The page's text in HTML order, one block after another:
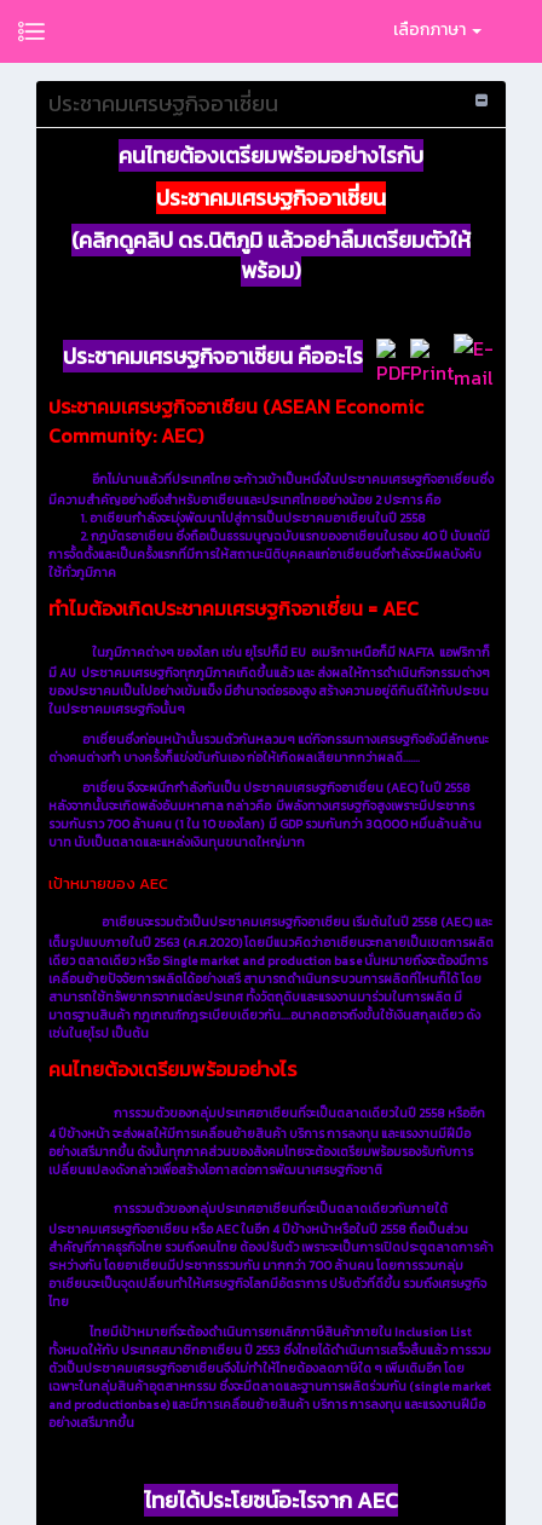
เลือกภาษา
ประชาคมเศรษฐกิจอาเซี่ยน
คนไทยต้องเตรียมพร้อมอย่างไรกับ
ประชาคมเศรษฐกิจอาเซี่ยน
(คลิกดูคลิป ดร.นิติภูมิ แล้วอย่าลืมเตรียมตัวให้
พร้อม)
ประชาคมเศรษฐกิจอาเซียน คืออะไร
ประชาคมเศรษฐกิจอาเซียน (ASEAN Economic
Community: AEC)
อีกไม่นานแล้วที่ประเทศไทย จะก้าวเข้าเป็นหนึ่งในประชาคมเศรษฐกิจอาเซี่ยนซึ่ง
มีความสำคัญอย่างยิ่งสำหรับอาเซียนและประเทศไทยอย่างน้อย 2 ประการ คือ
1. อาเซียนกำลังจะมุ่งพัฒนาไปสู่การเป็นประชาคมอาเซียนในปี 2558
2. กฎบัตรอาเซียน ซึ่งถือเป็นธรรมนูญฉบับแรกของอาเซียนในรอบ 40 ปี นับแต่มี
การจั้ดตั้งและเป็นครั้งแรกที่มีการให้สถานะนิติบุคคลแก่อาเซียนซึ่งกำลังจะมีผลบังคับ
ใช้ทั่วภูมิภาค
ทำไมต้องเกิดประชาคมเศรษฐกิจอาเซี่ยน = AEC
ในภูมิภาคต่างๆ ของโลก เช่น ยุโรปก็มี EU อเมริกาเหนือก็มี NAFTA แอฟริกาก็
มี AU ประชาคมเศรษฐกิจทุกภูมิภาคเกิดขึ้นแล้ว และ ส่งผลให้การดำเนินกิจกรรมต่างๆ
ของประชาคมเป็นไปอย่างเข้มแข็ง มีอำนาจต่อรองสูง สร้างความอยู่ดีกินดีให้กับประชน
ในประชาคมเศรษฐกิจนั้นๆ
อาเซี่ยนซึ่งก่อนหน้านั้นรวมตัวกันหลวมๆ แต่กิจกรรมทางเศรษฐกิจยังมีลักษณะ
ต่างคนต่างทำ บางครั้งก็แข่งขันกันเอง ก่อให้เกิดผลเสียมากกว่าผลดี.......
อาเซี่ยน จึงจะผนึกกำลังกันเป็น ประชาคมเศรษฐกิจอาเซี่ยน (AEC) ในปี 2558
หลังจากนั้นจะเกิดพลังอันมหาศาล กล่าวคือ มีพลังทางเศรษฐกิจสูงเพราะมีประชากร
รวมกันราว 700 ล้านคน (1 ใน 10 ของโลก) มี GDP รวมกันกว่า 30,000 หมื่นล้านล้าน
บาท นับเป็นตลาดและแหล่งเงินทุนขนาดใหญ่มาก
เป้าหมายของ AEC
อาเซียนจะรวมตัวเป็นประชาคมเศรษฐกิจอาเซียน เริ่มต้นในปี 2558 (AEC) และ
เต็มรูปแบบภายในปี 2563 (ค.ศ.2020) โดยมีแนวคิดว่าอาเซียนจะกลายเป็นเขตการผลิต
เดียว ตลาดเดียว หรือ Single market and production base นั่นหมายถึงจะต้องมีการ
เคลื่อนย้ายปัจจัยการผลิตได้อย่างเสรี สามารถดำเนินกระบวนการผลิตที่ไหนก็ได้ โดย
สามารถใช้ทรัพยากรจากแต่ละประเทศ ทั้งวัตถุดิบและแรงงานมาร่วมในการผลิต มี
มาตรฐานสินค้า กฎเกณฑ์กฎระเบียบเดียวกัน....อนาคตอาจถึงขั้นใช้เงินสกุลเดียว ดัง
เช่นในยุโรป เป็นต้น
คนไทยต้องเตรียมพร้อมอย่างไร
การรวมตัวของกลุ่มประเทศอาเซียนที่จะเป็นตลาดเดียวในปี 2558 หรืออีก
4 ปีข้างหน้าจะส่งผลให้มีการเคลื่อนย้ายสินค้า บริการ การลงทุน และแรงงานมีฝีมือ
อย่างเสรีมากขึ้น ดังนั้นทุกภาคส่วนของสังคมไทยจะต้องเตรียมพร้อมรองรับกับการ
เปลี่ยนแปลงดังกล่าวเพื่อสร้างโอกาสต่อการพัฒนาเศรษฐกิจชาติ
การรวมตัวของกลุ่มประเทศอาเซียนที่จะเป็นตลาดเดียวกันภายใต้
ประชาคมเศรษฐกิจอาเซียน หรือ AEC ในอีก 4 ปีข้างหน้าหรือในปี 2558 ถือเป็นส่วน
สำคัญที่ภาคธุรกิจไทย รวมถึงคนไทย ต้องปรับตัว เพราะจะเป็นการเปิดประตูตลาดการค้า
ระหว่างกัน โดยอาเซียนมีประชากรรวมกัน มากกว่า 700 ล้านคน โดยการรวมกลุ่ม
อาเซียนจะเป็นจุดเปลี่ยนทำให้เศรษฐกิจโลกมีอัตราการ ปรับตัวที่ดีขึ้น รวมถึงเศรษฐกิจ
ไทย
ไทยมีเป้าหมายที่จะต้องดำเนินการยกเลิกภาษีสินค้าภายใน Inclusion List
ทั้งหมดให้กับ ประเทศสมาชิกอาเซียน ปี 2553 ซึ่งไทยได้ดำเนินการเสร็จสิ้นแล้ว การรวม
ตัวเป็นประชาคมเศรษฐกิจอาเซียนจึงไม่ทำให้ไทยต้องลดภาษีใด ๆ เพิ่มเติมอีก โดย
เฉพาะในกลุ่มสินค้าอุตสาหกรรม ซึ่งจะมีตลาดและฐานการผลิตร่วมกัน (single market
and productionbase) และมีการเคลื่อนย้ายสินค้า บริการ การลงทุน และแรงงานฝีมือ
อย่างเสรีมากขึ้น
ไทยได้ประโยชน์อะไรจาก AEC